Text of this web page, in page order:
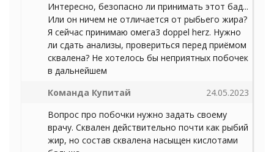
Интересно, безопасно ли принимать этот бад...
Или он ничем не отличается от рыбьего жира?
Я сейчас принимаю омега3 doppel herz. Нужно
ли сдать анализы, провериться перед приёмом
сквалена? Не хотелось бы неприятных побочек
в дальнейшем
Команда Купитай
24.05.2023
Вопрос про побочки нужно задать своему
врачу. Сквален действительно почти как рыбий
жир, но состав сквалена насыщен кислотами